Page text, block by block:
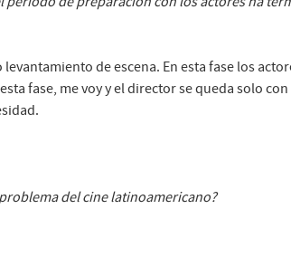
de escena. En esta fase los
fase, me voy y el director se queda solo
del cine latinoamericano?